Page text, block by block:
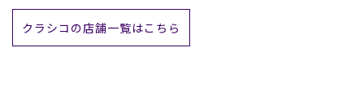
クラシコの店舗一覧はこちら